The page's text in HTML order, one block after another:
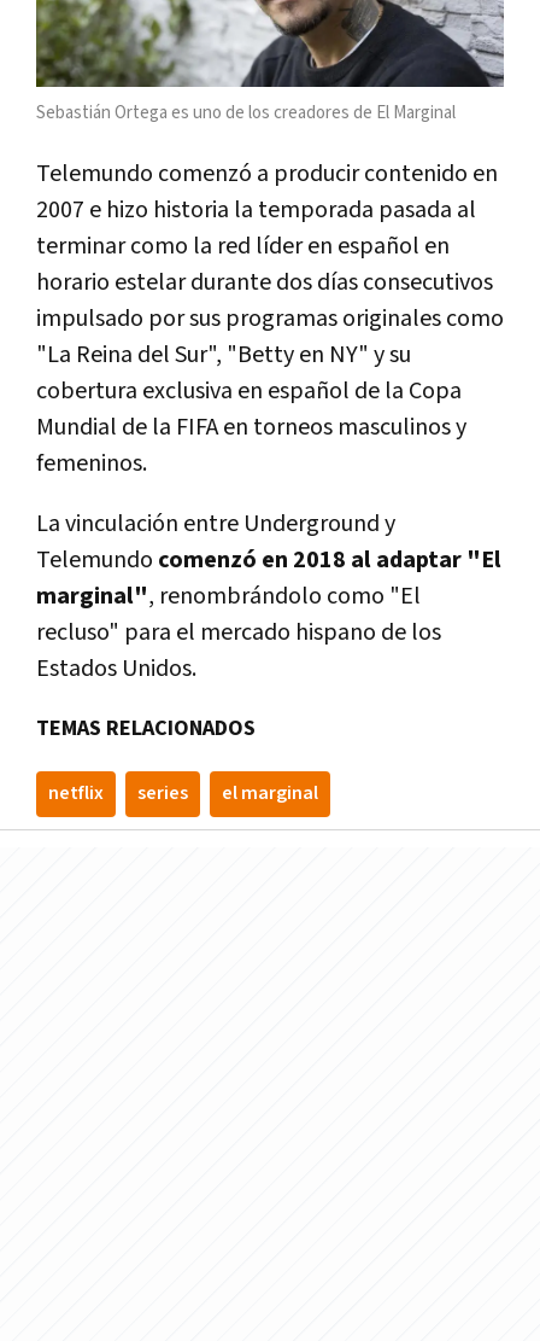
Sebastián Ortega es uno de los creadores de El Marginal
Telemundo comenzó a producir contenido en
2007 e hizo historia la temporada pasada al
terminar como la red líder en español en
horario estelar durante dos días consecutivos
impulsado por sus programas originales como
"La Reina del Sur", "Betty en NY" y su
cobertura exclusiva en español de la Copa
Mundial de la FIFA en torneos masculinos y
femeninos.
La vinculación entre Underground y
Telemundo comenzó en 2018 al adaptar "El
marginal", renombrándolo como "El
recluso" para el mercado hispano de los
Estados Unidos.
TEMAS RELACIONADOS
netflix series el marginal